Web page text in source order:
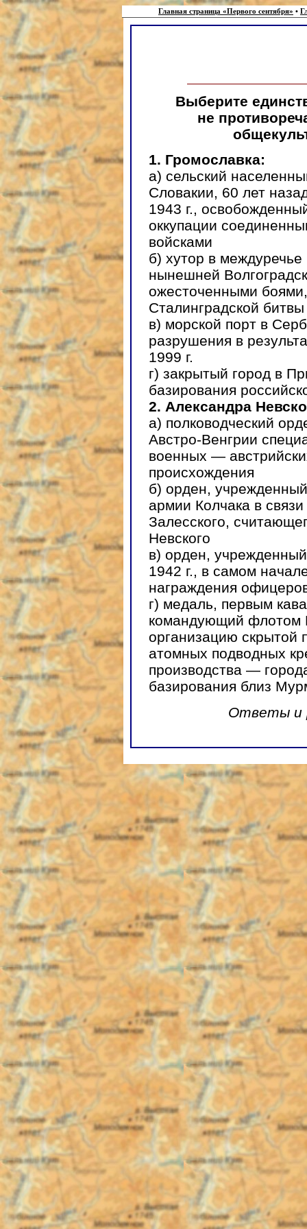
Главная страница «Первого сентября» •
Выберите
не
1. Громославка:
а) сельский
Словакии, 60 лет
1943 г.,
оккупации
войсками
б) хутор в
нынешней
ожесточенными
Сталинградской битвы
в) морской порт в
разрушения в
1999 г.
г) закрытый город в
базирования
2. Александра
а) полководческий
Австро-Венгрии
военных —
происхождения
б) орден,
армии Колчака в
Залесского,
Невского
в) орден,
1942 г., в самом
награждения
г) медаль, первым
командующий флотом
организацию скрытой
атомных подводных
производства —
базирования близ
Ответы и